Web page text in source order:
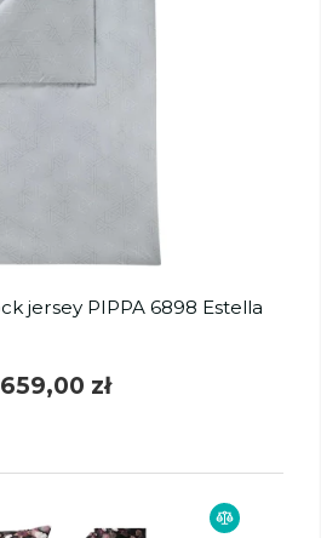
jersey PIPPA 6898 Estella
659,00 zł